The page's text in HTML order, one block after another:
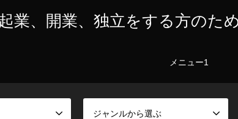
業、開業、独立をする方のた
メニュー1
ジャンルから選ぶ